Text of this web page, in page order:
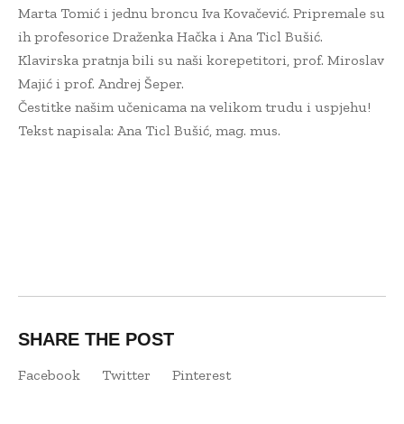
Marta Tomić i jednu broncu Iva Kovačević. Pripremale su
ih profesorice Draženka Hačka i Ana Ticl Bušić.
Klavirska pratnja bili su naši korepetitori, prof. Miroslav
Majić i prof. Andrej Šeper.
Čestitke našim učenicama na velikom trudu i uspjehu!
Tekst napisala: Ana Ticl Bušić, mag. mus.
SHARE THE POST
Facebook Twitter Pinterest